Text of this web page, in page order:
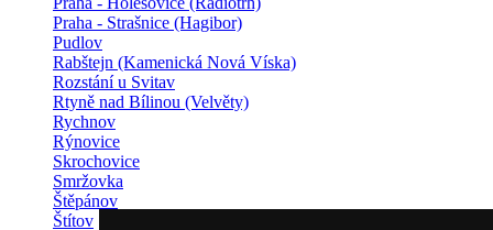
Praha - Strašnice (Hagibor)
Pudlov
Rabštejn (Kamenická Nová Víska)
Rozstání u Svitav
Rtyně nad Bílinou (Velvěty)
Rychnov
Rýnovice
Skrochovice
Smržovka
Štěpánov
Štítov